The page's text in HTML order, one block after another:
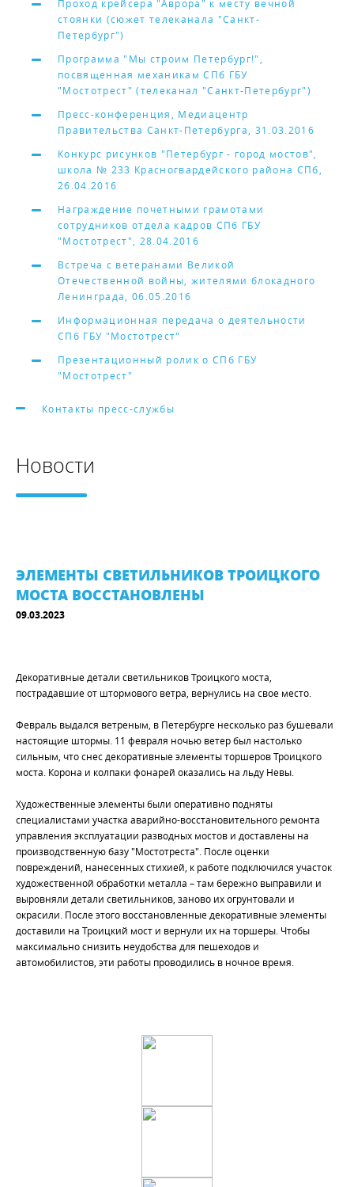
Проход крейсера "Аврора" к месту вечной
стоянки (сюжет телеканала "Санкт-
Петербург")
Программа "Мы строим Петербург!",
посвященная механикам СПб ГБУ
"Мостотрест" (телеканал "Санкт-Петербург")
Пресс-конференция, Медиацентр
Правительства Санкт-Петербурга, 31.03.2016
Конкурс рисунков "Петербург - город мостов",
школа № 233 Красногвардейского района СПб,
26.04.2016
Награждение почетными грамотами
сотрудников отдела кадров СПб ГБУ
"Мостотрест", 28.04.2016
Встреча с ветеранами Великой
Отечественной войны, жителями блокадного
Ленинграда, 06.05.2016
Информационная передача о деятельности
СПб ГБУ "Мостотрест"
Презентационный ролик о СПб ГБУ
"Мостотрест"
Контакты пресс-службы
Новости
ЭЛЕМЕНТЫ СВЕТИЛЬНИКОВ ТРОИЦКОГО
МОСТА ВОССТАНОВЛЕНЫ
09.03.2023
Декоративные детали светильников Троицкого моста,
пострадавшие от штормового ветра, вернулись на свое место.
Февраль выдался ветреным, в Петербурге несколько раз бушевали
настоящие штормы. 11 февраля ночью ветер был настолько
сильным, что снес декоративные элементы торшеров Троицкого
моста. Корона и колпаки фонарей оказались на льду Невы.
Художественные элементы были оперативно подняты
специалистами участка аварийно-восстановительного ремонта
управления эксплуатации разводных мостов и доставлены на
производственную базу "Мостотреста". После оценки
повреждений, нанесенных стихией, к работе подключился участок
художественной обработки металла – там бережно выправили и
выровняли детали светильников, заново их огрунтовали и
окрасили. После этого восстановленные декоративные элементы
доставили на Троицкий мост и вернули их на торшеры. Чтобы
максимально снизить неудобства для пешеходов и
автомобилистов, эти работы проводились в ночное время.